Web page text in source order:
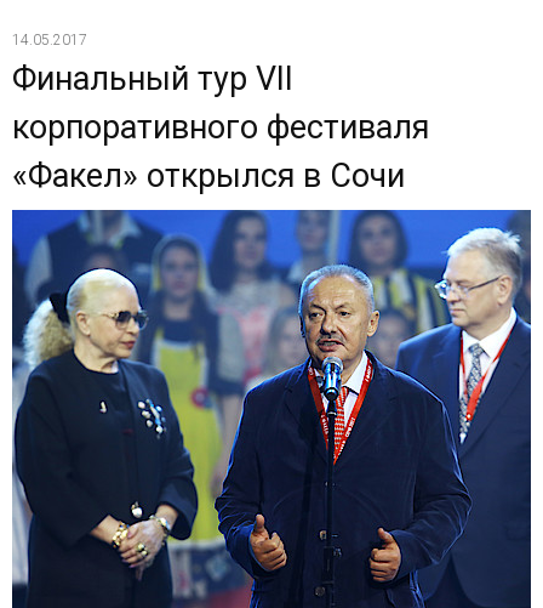
14.05.2017
Финальный тур VII
корпоративного фестиваля
«Факел» открылся в Сочи